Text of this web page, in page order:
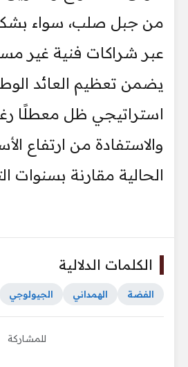
من جبل صلب، سواء
عبر شراكات فنية غير
يضمن تعظيم العائد
استراتيجي ظل معطلًا
والاستفادة من ارتفاع
الحالية مقارنة بسنوات
الكلمات الدلالية
الفضة الهمداني الجيولوجي
للمشاركة